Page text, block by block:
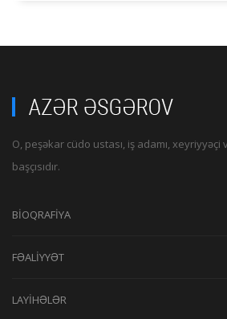
O, peşəkar cüdo ustası, iş adamı, xeyriyyəçi
başçısıdır.
BİOQRAFİYA
FƏALİYYƏT
LAYİHƏLƏR